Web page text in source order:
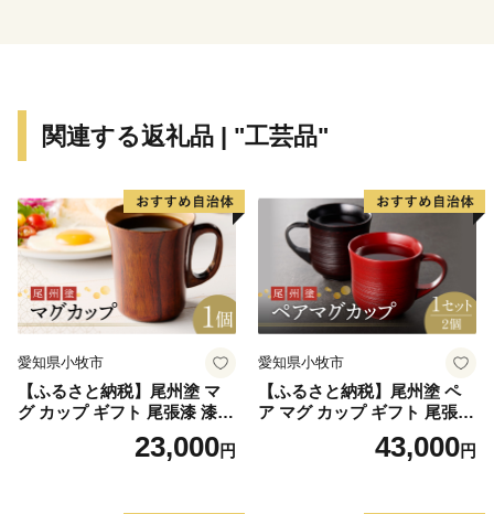
関連する返礼品 | "工芸品"
愛知県小牧市
【ふるさと納税】尾州塗 マ
グ カップ ギフト 尾張漆 漆
漆器 漆器工芸 工芸品 芸術性
実用性 抗菌性 美味しく安全
23,000円
愛知県小牧市
【ふるさと納税】尾州塗 ペ
ア マグ カップ ギフト 尾張漆
漆 漆器 漆器工芸 工芸品 芸術
性 実用性 抗菌性 美味しく安
43,000円